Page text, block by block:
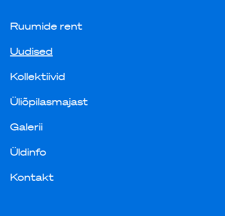
Ruumide rent
Uudised
Kollektiivid
Üliõpilasmajast
Galerii
Üldinfo
Kontakt